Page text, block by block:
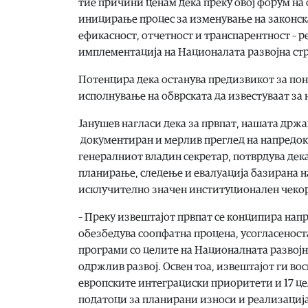
тие причини ценам дека преку овој форум
иницирање процес за изменување на
ефикасност, отчетност и транспарентност –
имплементација на Националата развојна
Потенцира дека останува предизвикот за
исполнување на обврската да известуваат за
Јанушев нагласи дека за првпат, нашата
документиран и мерлив преглед на
генералниот владин секретар, потврдува
планирање, следење и евалуација базирана
исклучително значен институционален
– Преку извештајот првпат се конципира
обезбедува соопфатна процена,
програми со целите на Националната
одржлив развој. Освен тоа, извештајот ги
европските интеграциски приоритети и 17
податоци за планирани износи и